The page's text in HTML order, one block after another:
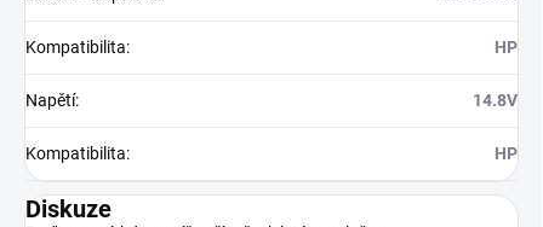
Kompatibilita: HP
Napětí: 14.8V
Kompatibilita: HP
Diskuze